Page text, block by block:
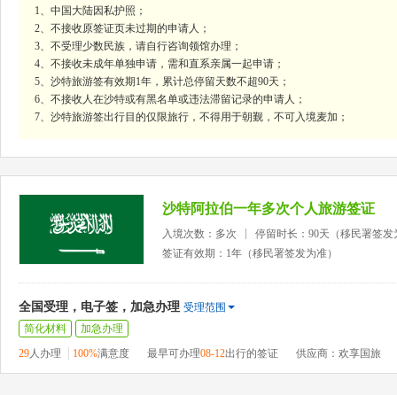
1、中国大陆因私护照；
2、不接收原签证页未过期的申请人；
3、不受理少数民族，请自行咨询领馆办理；
4、不接收未成年单独申请，需和直系亲属一起申请；
5、沙特旅游签有效期1年，累计总停留天数不超90天；
6、不接收人在沙特或有黑名单或违法滞留记录的申请人；
7、沙特旅游签出行目的仅限旅行，不得用于朝觐，不可入境麦加；
沙特阿拉伯一年多次个人旅游签证
入境次数：多次
停留时长：90天（移民署签发
签证有效期：1年（移民署签发为准）
全国受理，电子签，加急办理 受理范围
简化材料
加急办理
29人办理 100%满意度 最早可办理08-12出行的签证 供应商：欢享国旅